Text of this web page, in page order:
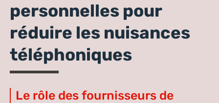
personnelles pour
réduire les nuisances
téléphoniques
Le rôle des fournisseurs de